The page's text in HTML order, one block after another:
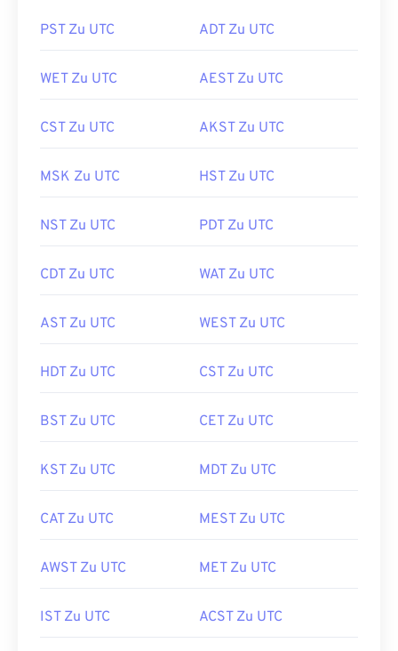
PST Zu UTC ADT Zu UTC
WET Zu UTC AEST Zu UTC
CST Zu UTC AKST Zu UTC
MSK Zu UTC HST Zu UTC
NST Zu UTC PDT Zu UTC
CDT Zu UTC WAT Zu UTC
AST Zu UTC WEST Zu UTC
HDT Zu UTC CST Zu UTC
BST Zu UTC CET Zu UTC
KST Zu UTC MDT Zu UTC
CAT Zu UTC MEST Zu UTC
AWST Zu UTC MET Zu UTC
IST Zu UTC ACST Zu UTC